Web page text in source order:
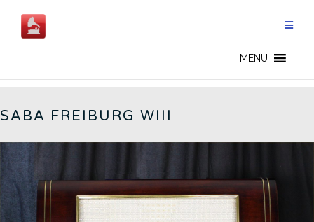
contenuto
MENU
SABA FREIBURG WIII